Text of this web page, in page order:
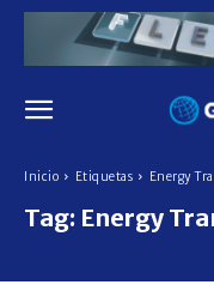
Inicio Etiquetas Energy
Tag: Energy